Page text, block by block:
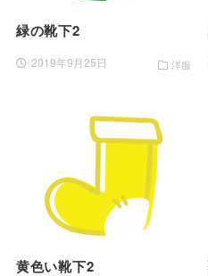
緑の靴下2
2019年9月25日 洋服
黄色い靴下2